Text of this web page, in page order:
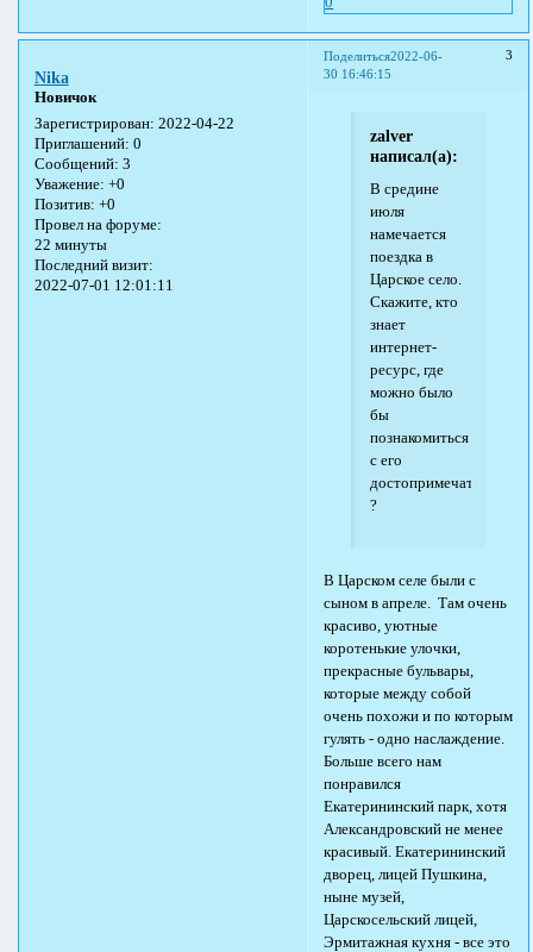
Поделиться 3
2022-06-
30 16:46:15
Nika
Новичок
Зарегистрирован: 2022-04-22
Приглашений: 0
Сообщений: 3
Уважение: +0
Позитив: +0
Провел на форуме:
22 минуты
Последний визит:
2022-07-01 12:01:11
zalver
написал(а):
В средине
июля
намечается
поездка в
Царское село.
Скажите, кто
знает
интернет-
ресурс, где
можно было
бы
познакомиться
с его
?
В Царском селе были с
сыном в апреле. Там очень
красиво, уютные
коротенькие улочки,
прекрасные бульвары,
которые между собой
очень похожи и по которым
гулять - одно наслаждение.
Больше всего нам
понравился
Екатерининский парк, хотя
Александровский не менее
красивый. Екатерининский
дворец, лицей Пушкина,
ныне музей,
Царскосельский лицей,
Эрмитажная кухня - все это